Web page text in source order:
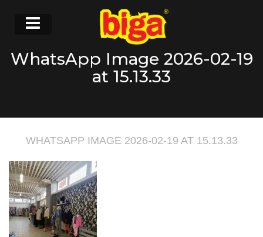
WhatsApp Image 2026-02-19
at 15.13.33
WHATSAPP IMAGE 2026-02-19 AT 15.13.33